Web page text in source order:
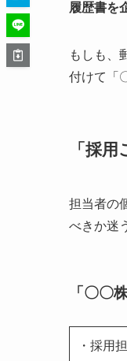
履歴書を
もしも、
付けて「
「採
担当者の
べきか迷
「〇〇
・採用